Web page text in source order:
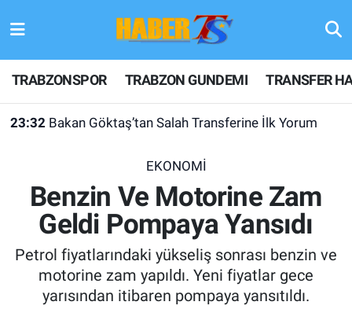
TRABZONSPOR TRABZON GUNDEMI TRANSFER
23:32 Bakan Göktaş’tan Salah Transferine İlk Yorum
EKONOMİ
Benzin Ve Motorine Zam
Geldi Pompaya Yansıdı
Petrol fiyatlarındaki yükseliş sonrası benzin ve
motorine zam yapıldı. Yeni fiyatlar gece
yarısından itibaren pompaya yansıtıldı.
TRABZONSPOR
TRABZON GUNDEMI
KULİS MEYDANI
1461 TRABZON
FUTBOL
Hava Durumu
Trafik Durumu
Son Dakika Haberleri
Haber Arşivi